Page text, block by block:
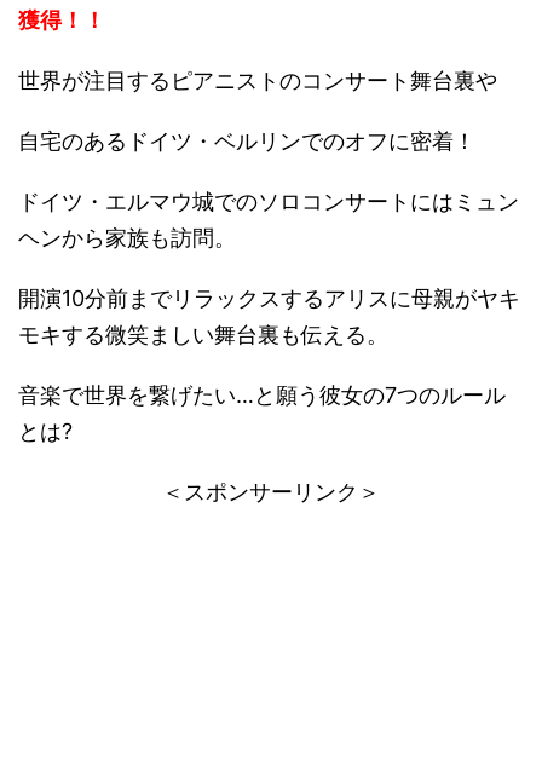
獲得！！
世界が注目するピアニストのコンサート舞台裏や
自宅のあるドイツ・ベルリンでのオフに密着！
ドイツ・エルマウ城でのソロコンサートにはミュン
ヘンから家族も訪問。
開演10分前までリラックスするアリスに母親がヤキ
モキする微笑ましい舞台裏も伝える。
音楽で世界を繋げたい…と願う彼女の7つのルール
とは?
＜スポンサーリンク＞